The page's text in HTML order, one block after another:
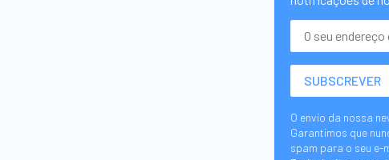
O envio da nossa
Garantimos que
spam para o seu e-